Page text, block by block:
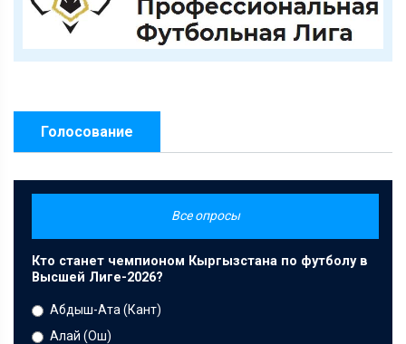
Голосование
Все опросы
Кто станет чемпионом Кыргызстана по футболу в
Высшей Лиге-2026?
Абдыш-Ата (Кант)
Алай (Ош)